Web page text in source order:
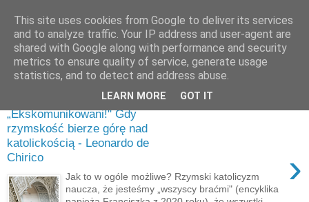
poniedziałek, sierpnia 03, 2026
„Ekskomunikowani!" Gdy
rzymskość bierze górę nad
katolickością - Leonardo de
Chirico
›
Jak to w ogóle możliwe? Rzymski katolicyzm
naucza, że jesteśmy „wszyscy braćmi" (encyklika
This site uses cookies from Google to deliver its services
and to analyze traffic. Your IP address and user-agent are
shared with Google along with performance and security
metrics to ensure quality of service, generate usage
statistics, and to detect and address abuse.
LEARN MORE GOT IT